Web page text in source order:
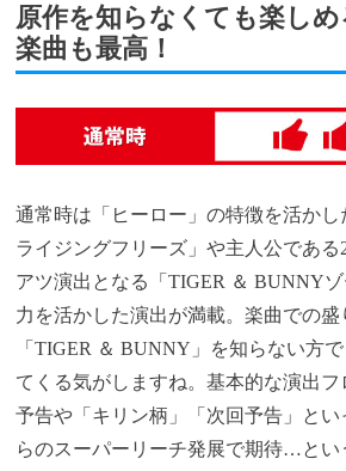
原作を知らなくても楽しめ
楽曲も最高！
通常時は「ヒーロー」の特徴を活かし
ライジングフリーズ」や主人公である
アツ演出となる「TIGER ＆ BUNNYゾ
力を活かした演出が満載。楽曲での盛
「TIGER ＆ BUNNY」を知らない方
てくる気がしますね。基本的な演出フ
予告や「キリン柄」「次回予告」と
らのスーパーリーチ発展で期待…とい